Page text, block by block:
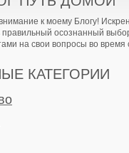
к моему Блогу!
правильный осознанный
на свои вопросы во время
КАТЕГОРИИ